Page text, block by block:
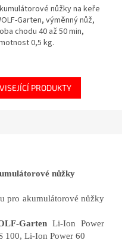
nůžky na keře
Garten, výměnný nůž,
chodu 40 až 50 min,
0,5 kg.
PRODUKTY
nůžky
pro akumulátorové nůžky
Garten Li-Ion Power
100, Li-Ion Power 60